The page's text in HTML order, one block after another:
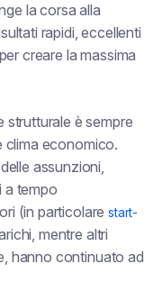
la corsa alla
rapidi, eccellenti
creare la massima
strutturale è sempre
clima economico.
assunzioni,
a tempo
(in particolarestart-
mentre altri
hanno continuato ad